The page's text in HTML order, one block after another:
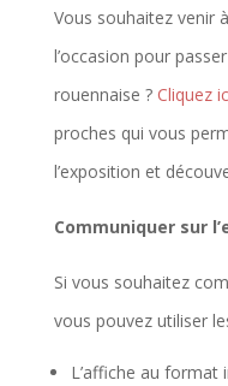
Vous souhaitez venir
l’occasion pour
rouennaise ? Cliquez
proches qui vous
l’exposition et
Communiquer sur
Si vous souhaitez
vous pouvez utiliser
L’affiche au format